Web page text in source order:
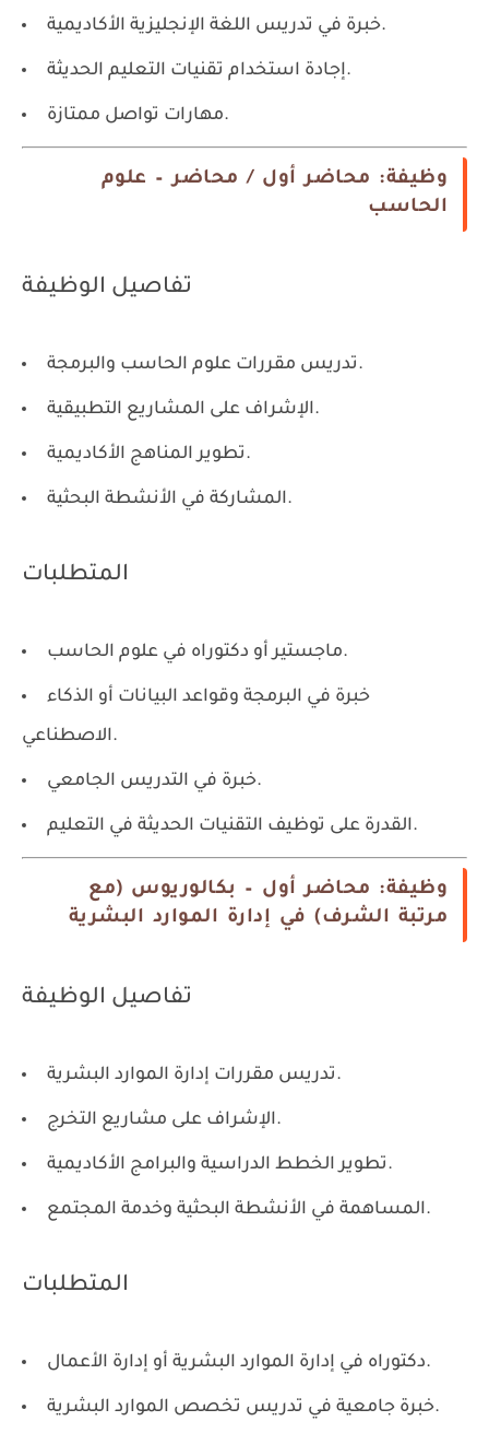
خبرة في تدريس اللغة الإنجليزية الأكاديمية.
إجادة استخدام تقنيات التعليم الحديثة.
مهارات تواصل ممتازة.
وظيفة: محاضر أول / محاضر – علوم
الحاسب
تفاصيل الوظيفة
تدريس مقررات علوم الحاسب والبرمجة.
الإشراف على المشاريع التطبيقية.
تطوير المناهج الأكاديمية.
المشاركة في الأنشطة البحثية.
المتطلبات
ماجستير أو دكتوراه في علوم الحاسب.
خبرة في البرمجة وقواعد البيانات أو الذكاء
الاصطناعي.
خبرة في التدريس الجامعي.
القدرة على توظيف التقنيات الحديثة في التعليم.
وظيفة: محاضر أول – بكالوريوس (مع
مرتبة الشرف) في إدارة الموارد البشرية
تفاصيل الوظيفة
تدريس مقررات إدارة الموارد البشرية.
الإشراف على مشاريع التخرج.
تطوير الخطط الدراسية والبرامج الأكاديمية.
المساهمة في الأنشطة البحثية وخدمة المجتمع.
المتطلبات
دكتوراه في إدارة الموارد البشرية أو إدارة الأعمال.
خبرة جامعية في تدريس تخصص الموارد البشرية.